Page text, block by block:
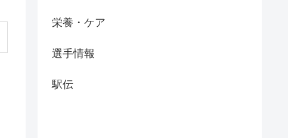
栄養・ケア
選手情報
駅伝